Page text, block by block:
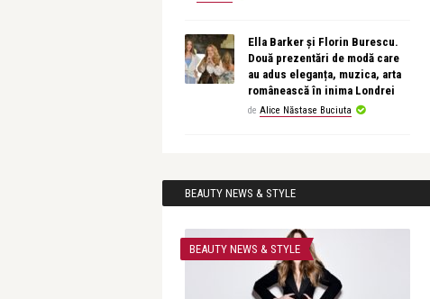
Ella Barker și Florin Burescu.
Două prezentări de modă care
au adus eleganța, muzica, arta
românească în inima Londrei
de Alice Năstase Buciuta
BEAUTY NEWS & STYLE
BEAUTY NEWS & STYLE